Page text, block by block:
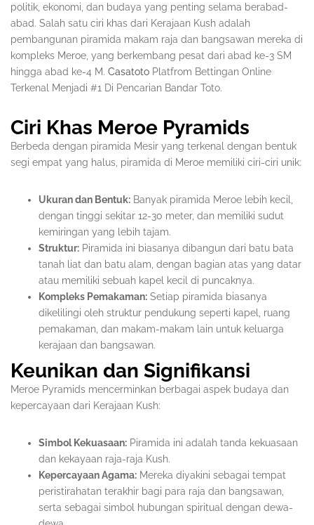
politik, ekonomi, dan budaya yang penting selama berabad-
abad. Salah satu ciri khas dari Kerajaan Kush adalah
pembangunan piramida makam raja dan bangsawan mereka di
kompleks Meroe, yang berkembang pesat dari abad ke-3 SM
hingga abad ke-4 M. Casatoto Platfrom Bettingan Online
Terkenal Menjadi #1 Di Pencarian Bandar Toto.
Ciri Khas Meroe Pyramids
Berbeda dengan piramida Mesir yang terkenal dengan bentuk
segi empat yang halus, piramida di Meroe memiliki ciri-ciri unik:
Ukuran dan Bentuk: Banyak piramida Meroe lebih kecil,
dengan tinggi sekitar 12-30 meter, dan memiliki sudut
kemiringan yang lebih tajam.
Struktur: Piramida ini biasanya dibangun dari batu bata
tanah liat dan batu alam, dengan bagian atas yang datar
atau memiliki sebuah kapel kecil di puncaknya.
Kompleks Pemakaman: Setiap piramida biasanya
dikelilingi oleh struktur pendukung seperti kapel, ruang
pemakaman, dan makam-makam lain untuk keluarga
kerajaan dan bangsawan.
Keunikan dan Signifikansi
Meroe Pyramids mencerminkan berbagai aspek budaya dan
kepercayaan dari Kerajaan Kush:
Simbol Kekuasaan: Piramida ini adalah tanda kekuasaan
dan kekayaan raja-raja Kush.
Kepercayaan Agama: Mereka diyakini sebagai tempat
peristirahatan terakhir bagi para raja dan bangsawan,
serta sebagai simbol hubungan spiritual dengan dewa-